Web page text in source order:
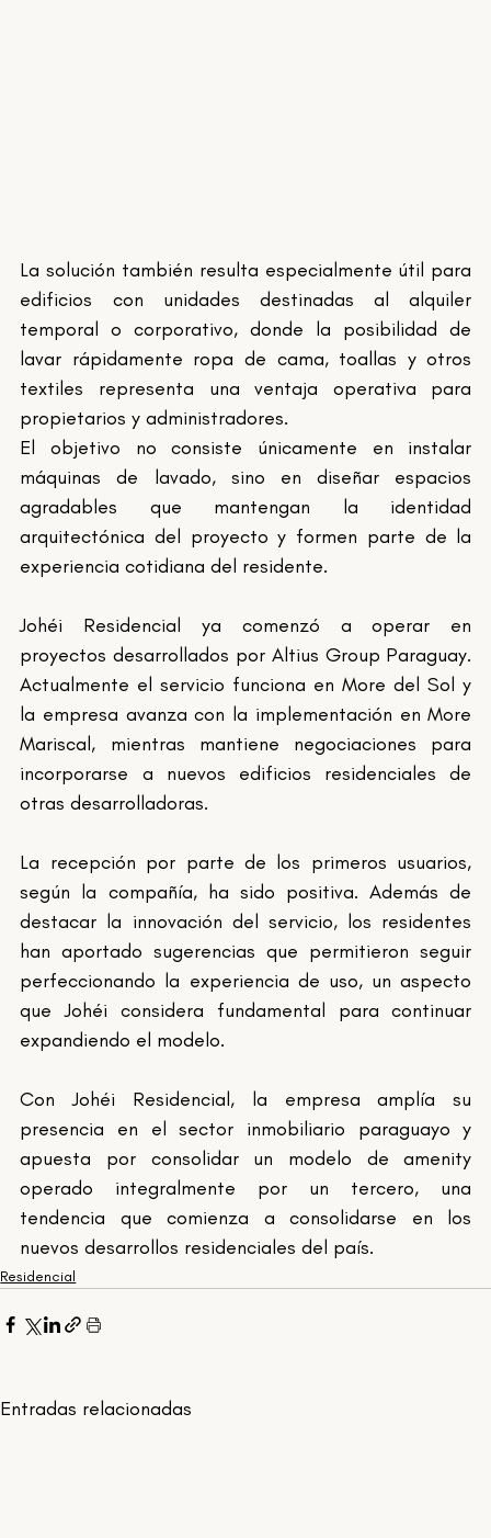
La solución también resulta especialmente útil para
edificios con unidades destinadas al alquiler
temporal o corporativo, donde la posibilidad de
lavar rápidamente ropa de cama, toallas y otros
textiles representa una ventaja operativa para
propietarios y administradores.
El objetivo no consiste únicamente en instalar
máquinas de lavado, sino en diseñar espacios
agradables que mantengan la identidad
arquitectónica del proyecto y formen parte de la
experiencia cotidiana del residente.
Johéi Residencial ya comenzó a operar en
proyectos desarrollados por Altius Group Paraguay.
Actualmente el servicio funciona en More del Sol y
la empresa avanza con la implementación en More
Mariscal, mientras mantiene negociaciones para
incorporarse a nuevos edificios residenciales de
otras desarrolladoras.
La recepción por parte de los primeros usuarios,
según la compañía, ha sido positiva. Además de
destacar la innovación del servicio, los residentes
han aportado sugerencias que permitieron seguir
perfeccionando la experiencia de uso, un aspecto
que Johéi considera fundamental para continuar
expandiendo el modelo.
Con Johéi Residencial, la empresa amplía su
presencia en el sector inmobiliario paraguayo y
apuesta por consolidar un modelo de amenity
operado integralmente por un tercero, una
tendencia que comienza a consolidarse en los
nuevos desarrollos residenciales del país.
Residencial
Entradas relacionadas